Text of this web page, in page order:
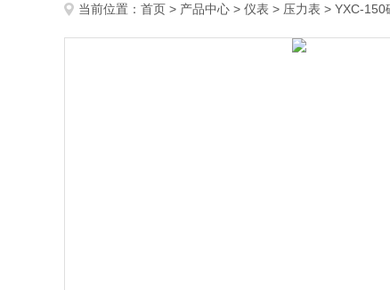
当前位置： 首页 > 产品中心 > 仪表 > 压力表 > YXC-150